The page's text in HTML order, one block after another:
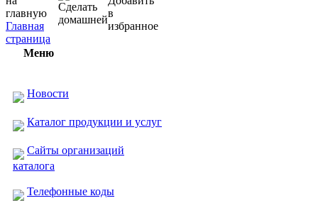
Главная
страница
Меню
Новости
Каталог продукции и услуг
Сайты организаций
каталога
Телефонные коды